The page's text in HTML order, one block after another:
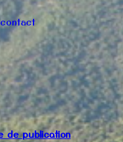
de publication